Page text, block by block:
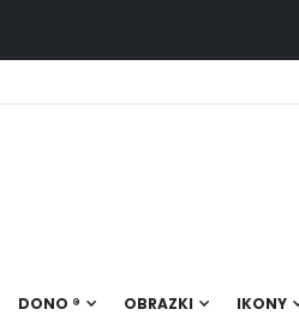
DONO ® OBRAZKI IKONY